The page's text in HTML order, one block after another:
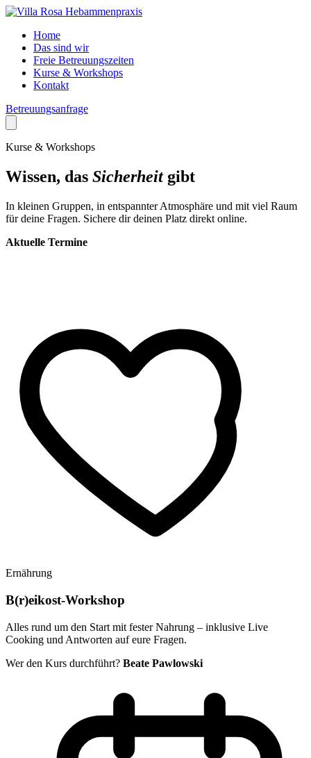
Home
Das sind wir
Freie Betreuungszeiten
Kurse & Workshops
Kontakt
Betreuungsanfrage
Kurse & Workshops
Wissen, das Sicherheitgibt
In kleinen Gruppen, in entspannter Atmosphäre und mit viel Raum
für deine Fragen. Sichere dir deinen Platz direkt online.
Aktuelle Termine
Ernährung
B(r)eikost-Workshop
Alles rund um den Start mit fester Nahrung – inklusive Live
Cooking und Antworten auf eure Fragen.
Wer den Kurs durchführt? Beate Pawlowski